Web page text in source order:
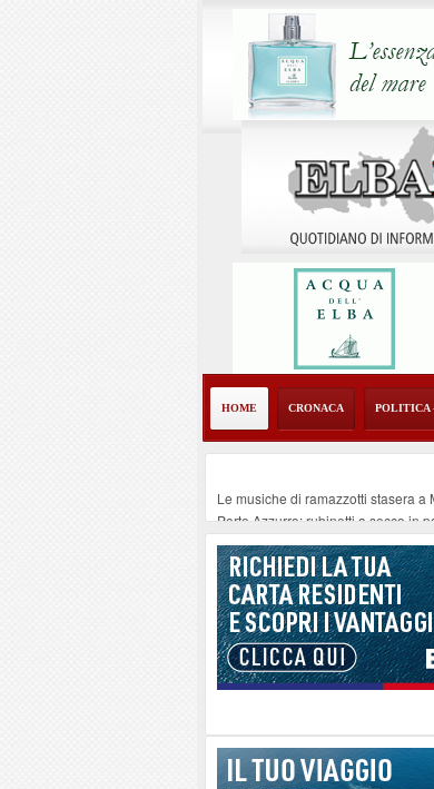
HOME CRONACA POLITICA
Le musiche di ramazzotti stasera a
Porto Azzurro: rubinetti a secco in
Seccheto acque torbide dopo i
Se ccheto acque torbide dopo i
Se ccheto acque torbide dopo i